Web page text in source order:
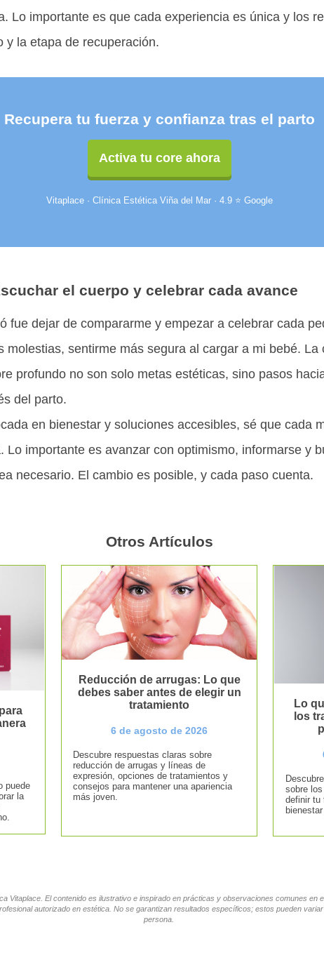
Lo importante es que cada experiencia es única y los
y la etapa de recuperación.
Recupera tu fuerza y confianza tras el parto
Activa tu core ahora
Vitaplace · Clínica Estética Viña del Mar · 4.9 ⭐ Google
el cuerpo y celebrar cada avance
fue dejar de compararme y empezar a celebrar cada
molestias, sentirme más segura al cargar a mi bebé. La
profundo no son solo metas estéticas, sino pasos
del parto.
en bienestar y soluciones accesibles, sé que cada
Lo importante es avanzar con optimismo, informarse y
necesario. El cambio es posible, y cada paso cuenta.
Otros Artículos
puede
la
Reducción de arrugas: Lo que
debes saber antes de elegir un
tratamiento
6 de agosto de 2026
Descubre respuestas claras sobre
reducción de arrugas y líneas de
expresión, opciones de tratamientos y
consejos para mantener una apariencia
más joven.
Lo
los
sobre
definir tu
Vitaplace. El contenido es ilustrativo e inspirado en prácticas y observaciones comunes en
autorizado en estética. No se garantizan resultados específicos; estos pueden
persona.